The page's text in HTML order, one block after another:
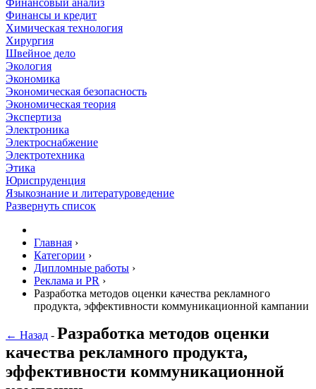
Финансы и кредит
Химическая технология
Хирургия
Швейное дело
Экология
Экономика
Экономическая безопасность
Экономическая теория
Экспертиза
Электроника
Электроснабжение
Электротехника
Этика
Юриспруденция
Языкознание и литературоведение
Развернуть список
Главная ›
Категории ›
Дипломные работы ›
Реклама и PR ›
Разработка методов оценки качества рекламного
продукта, эффективности коммуникационной кампании
← Назад - Разработка методов оценки
качества рекламного продукта,
эффективности коммуникационной